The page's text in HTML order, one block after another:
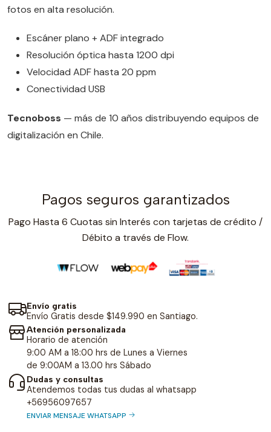
fotos en alta resolución.
Escáner plano + ADF integrado
Resolución óptica hasta 1200 dpi
Velocidad ADF hasta 20 ppm
Conectividad USB
Tecnoboss — más de 10 años distribuyendo equipos de
digitalización en Chile.
Pagos seguros garantizados
Pago Hasta 6 Cuotas sin Interés con tarjetas de crédito /
Débito a través de Flow.
Envío gratis
Envío Gratis desde $149.990 en Santiago.
Atención personalizada
Horario de atención
9:00 AM a 18:00 hrs de Lunes a Viernes
de 9:00AM a 13.00 hrs Sábado
Dudas y consultas
Atendemos todas tus dudas al whatsapp
+56956097657
ENVIAR MENSAJE WHATSAPP